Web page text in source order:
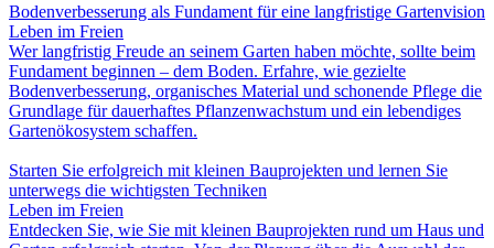
Bodenverbesserung als Fundament für eine langfristige Gartenvision
Leben im Freien
Wer langfristig Freude an seinem Garten haben möchte, sollte beim
Fundament beginnen – dem Boden. Erfahre, wie gezielte
Bodenverbesserung, organisches Material und schonende Pflege die
Grundlage für dauerhaftes Pflanzenwachstum und ein lebendiges
Gartenökosystem schaffen.
Starten Sie erfolgreich mit kleinen Bauprojekten und lernen Sie
unterwegs die wichtigsten Techniken
Leben im Freien
Entdecken Sie, wie Sie mit kleinen Bauprojekten rund um Haus und